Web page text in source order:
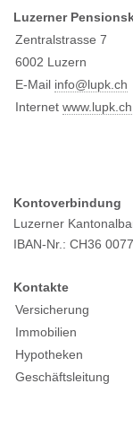
Luzerner
Zentralstrasse 7
6002 Luzern
E-Mail info@lupk.ch
Internet www.lupk.ch
Kontoverbindung
Luzerner
IBAN-Nr.: CH36
Kontakte
Versicherung
Immobilien
Hypotheken
Geschäftsleitung